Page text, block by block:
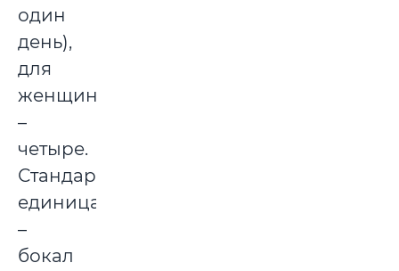
один
день),
для
женщин
–
четыре.
Стандартная
единица
–
бокал